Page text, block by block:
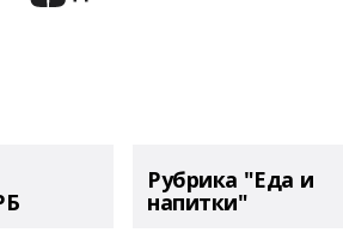
Рубрика "Еда и
напитки"